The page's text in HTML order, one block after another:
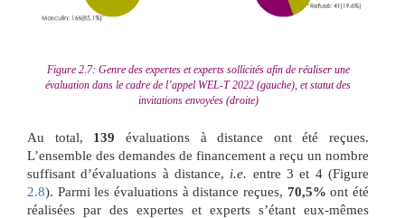
Figure 2.7: Genre des expertes et experts sollicités afin de réaliser une
évaluation dans le cadre de l’appel WEL-T 2022 (gauche), et statut des
invitations envoyées (droite)
Au total, 139 évaluations à distance ont été reçues.
L’ensemble des demandes de financement a reçu un nombre
suffisant d’évaluations à distance, i.e. entre 3 et 4 (Figure
2.8). Parmi les évaluations à distance reçues, 70,5% ont été
réalisées par des expertes et experts s’étant eux-mêmes